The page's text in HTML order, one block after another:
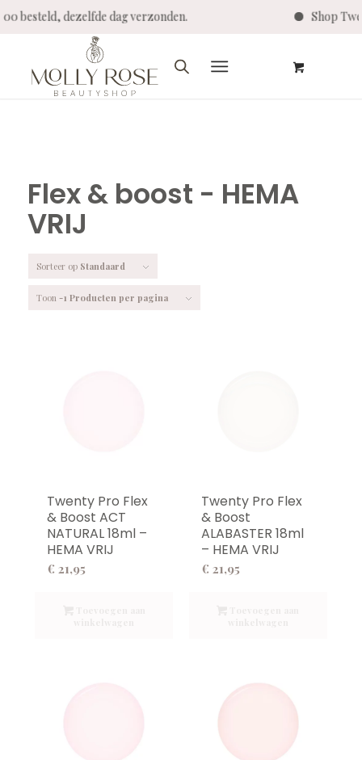
dezelfde dag verzonden. Shop Twenty
Flex & boost - HEMA
VRIJ
Sorteer op Standaard
Toon -1 Producten per pagina
Twenty Pro Flex
& Boost ACT
NATURAL 18ml –
HEMA VRIJ
€ 21,95
Twenty Pro Flex
& Boost
ALABASTER 18ml
– HEMA VRIJ
€ 21,95